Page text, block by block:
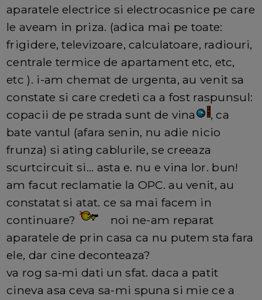
aparatele electrice si electrocasnice pe care
le aveam in priza. (adica mai pe toate:
frigidere, televizoare, calculatoare, radiouri,
centrale termice de apartament etc, etc,
etc ). i-am chemat de urgenta, au venit sa
constate si care credeti ca a fost raspunsul:
copacii de pe strada sunt de vina
, ca
bate vantul (afara senin, nu adie nicio
frunza) si ating cablurile, se creeaza
scurtcircuit si... asta e. nu e vina lor. bun!
am facut reclamatie la OPC. au venit, au
constatat si atat. ce sa mai facem in
continuare?
noi ne-am reparat
aparatele de prin casa ca nu putem sta fara
ele, dar cine deconteaza?
va rog sa-mi dati un sfat. daca a patit
cineva asa ceva sa-mi spuna si mie ce a